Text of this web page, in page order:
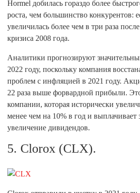
Hormel добилась гораздо более
роста, чем большинство конкурентов:
увеличилась более чем в три раза
кризиса 2008 года.
Аналитики прогнозируют
2022 году, поскольку компания
проблем с инфляцией в 2021 году.
22 раза выше форвардной прибыли.
компании, которая исторически
менее чем на 10% в год и выплачивает
увеличение дивидендов.
5. Clorox (CLX).